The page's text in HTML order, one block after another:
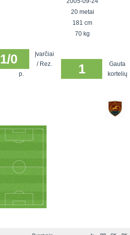
čempionatas
Vilnius
20 metai
181 cm
70 kg
1/0
Įvarčiai
/ Rez.
p.
1
Gauta
kortelių